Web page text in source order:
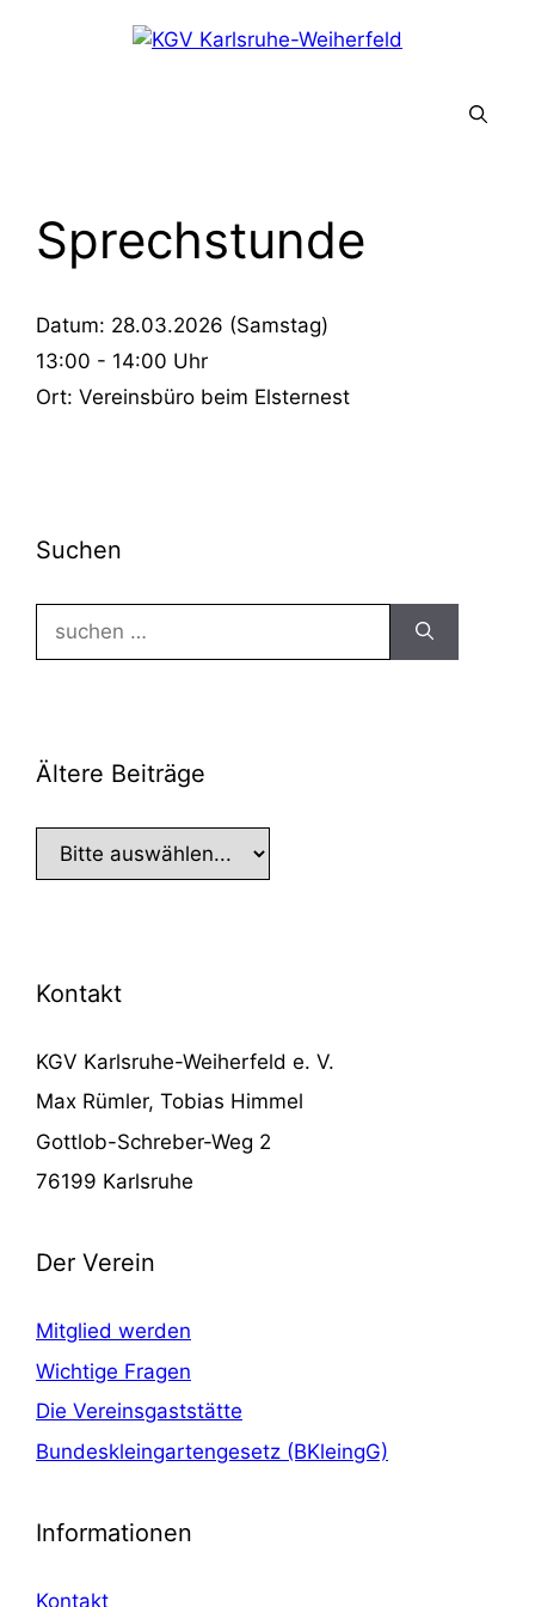
Sprechstunde
Datum: 28.03.2026 (Samstag)
13:00 - 14:00 Uhr
Ort: Vereinsbüro beim Elsternest
Suchen
nach:
Ältere Beiträge
Kontakt
KGV Karlsruhe-Weiherfeld e. V.
Max Rümler, Tobias Himmel
Gottlob-Schreber-Weg 2
76199 Karlsruhe
Der Verein
Mitglied werden
Wichtige Fragen
Die Vereinsgaststätte
Bundeskleingartengesetz (BKleingG)
Informationen
Kontakt